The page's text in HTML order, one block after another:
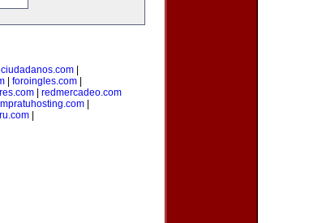
| foroingles.com|
redmercadeo.com
|
|